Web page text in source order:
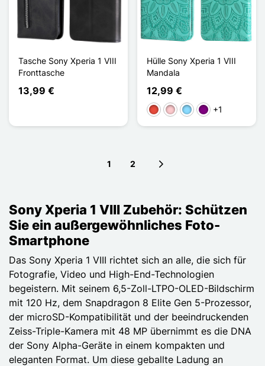
Tasche Sony Xperia 1 VIII
Fronttasche
13,99 €
Hülle Sony Xperia 1 VIII
Mandala
12,99 €
Rot PinkHellblauViolett
+1
1 2
Sony Xperia 1 VIII Zubehör: Schützen
Sie ein außergewöhnliches Foto-
Smartphone
Das Sony Xperia 1 VIII richtet sich an alle, die sich für
Fotografie, Video und High-End-Technologien
begeistern. Mit seinem 6,5-Zoll-LTPO-OLED-Bildschirm
mit 120 Hz, dem Snapdragon 8 Elite Gen 5-Prozessor,
der microSD-Kompatibilität und der beeindruckenden
Zeiss-Triple-Kamera mit 48 MP übernimmt es die DNA
der Sony Alpha-Geräte in einem kompakten und
eleganten Format. Um diese geballte Ladung an